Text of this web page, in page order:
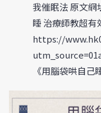
我催眠法 原文網
睡 治療師教超有
https://
《用腦袋哄自